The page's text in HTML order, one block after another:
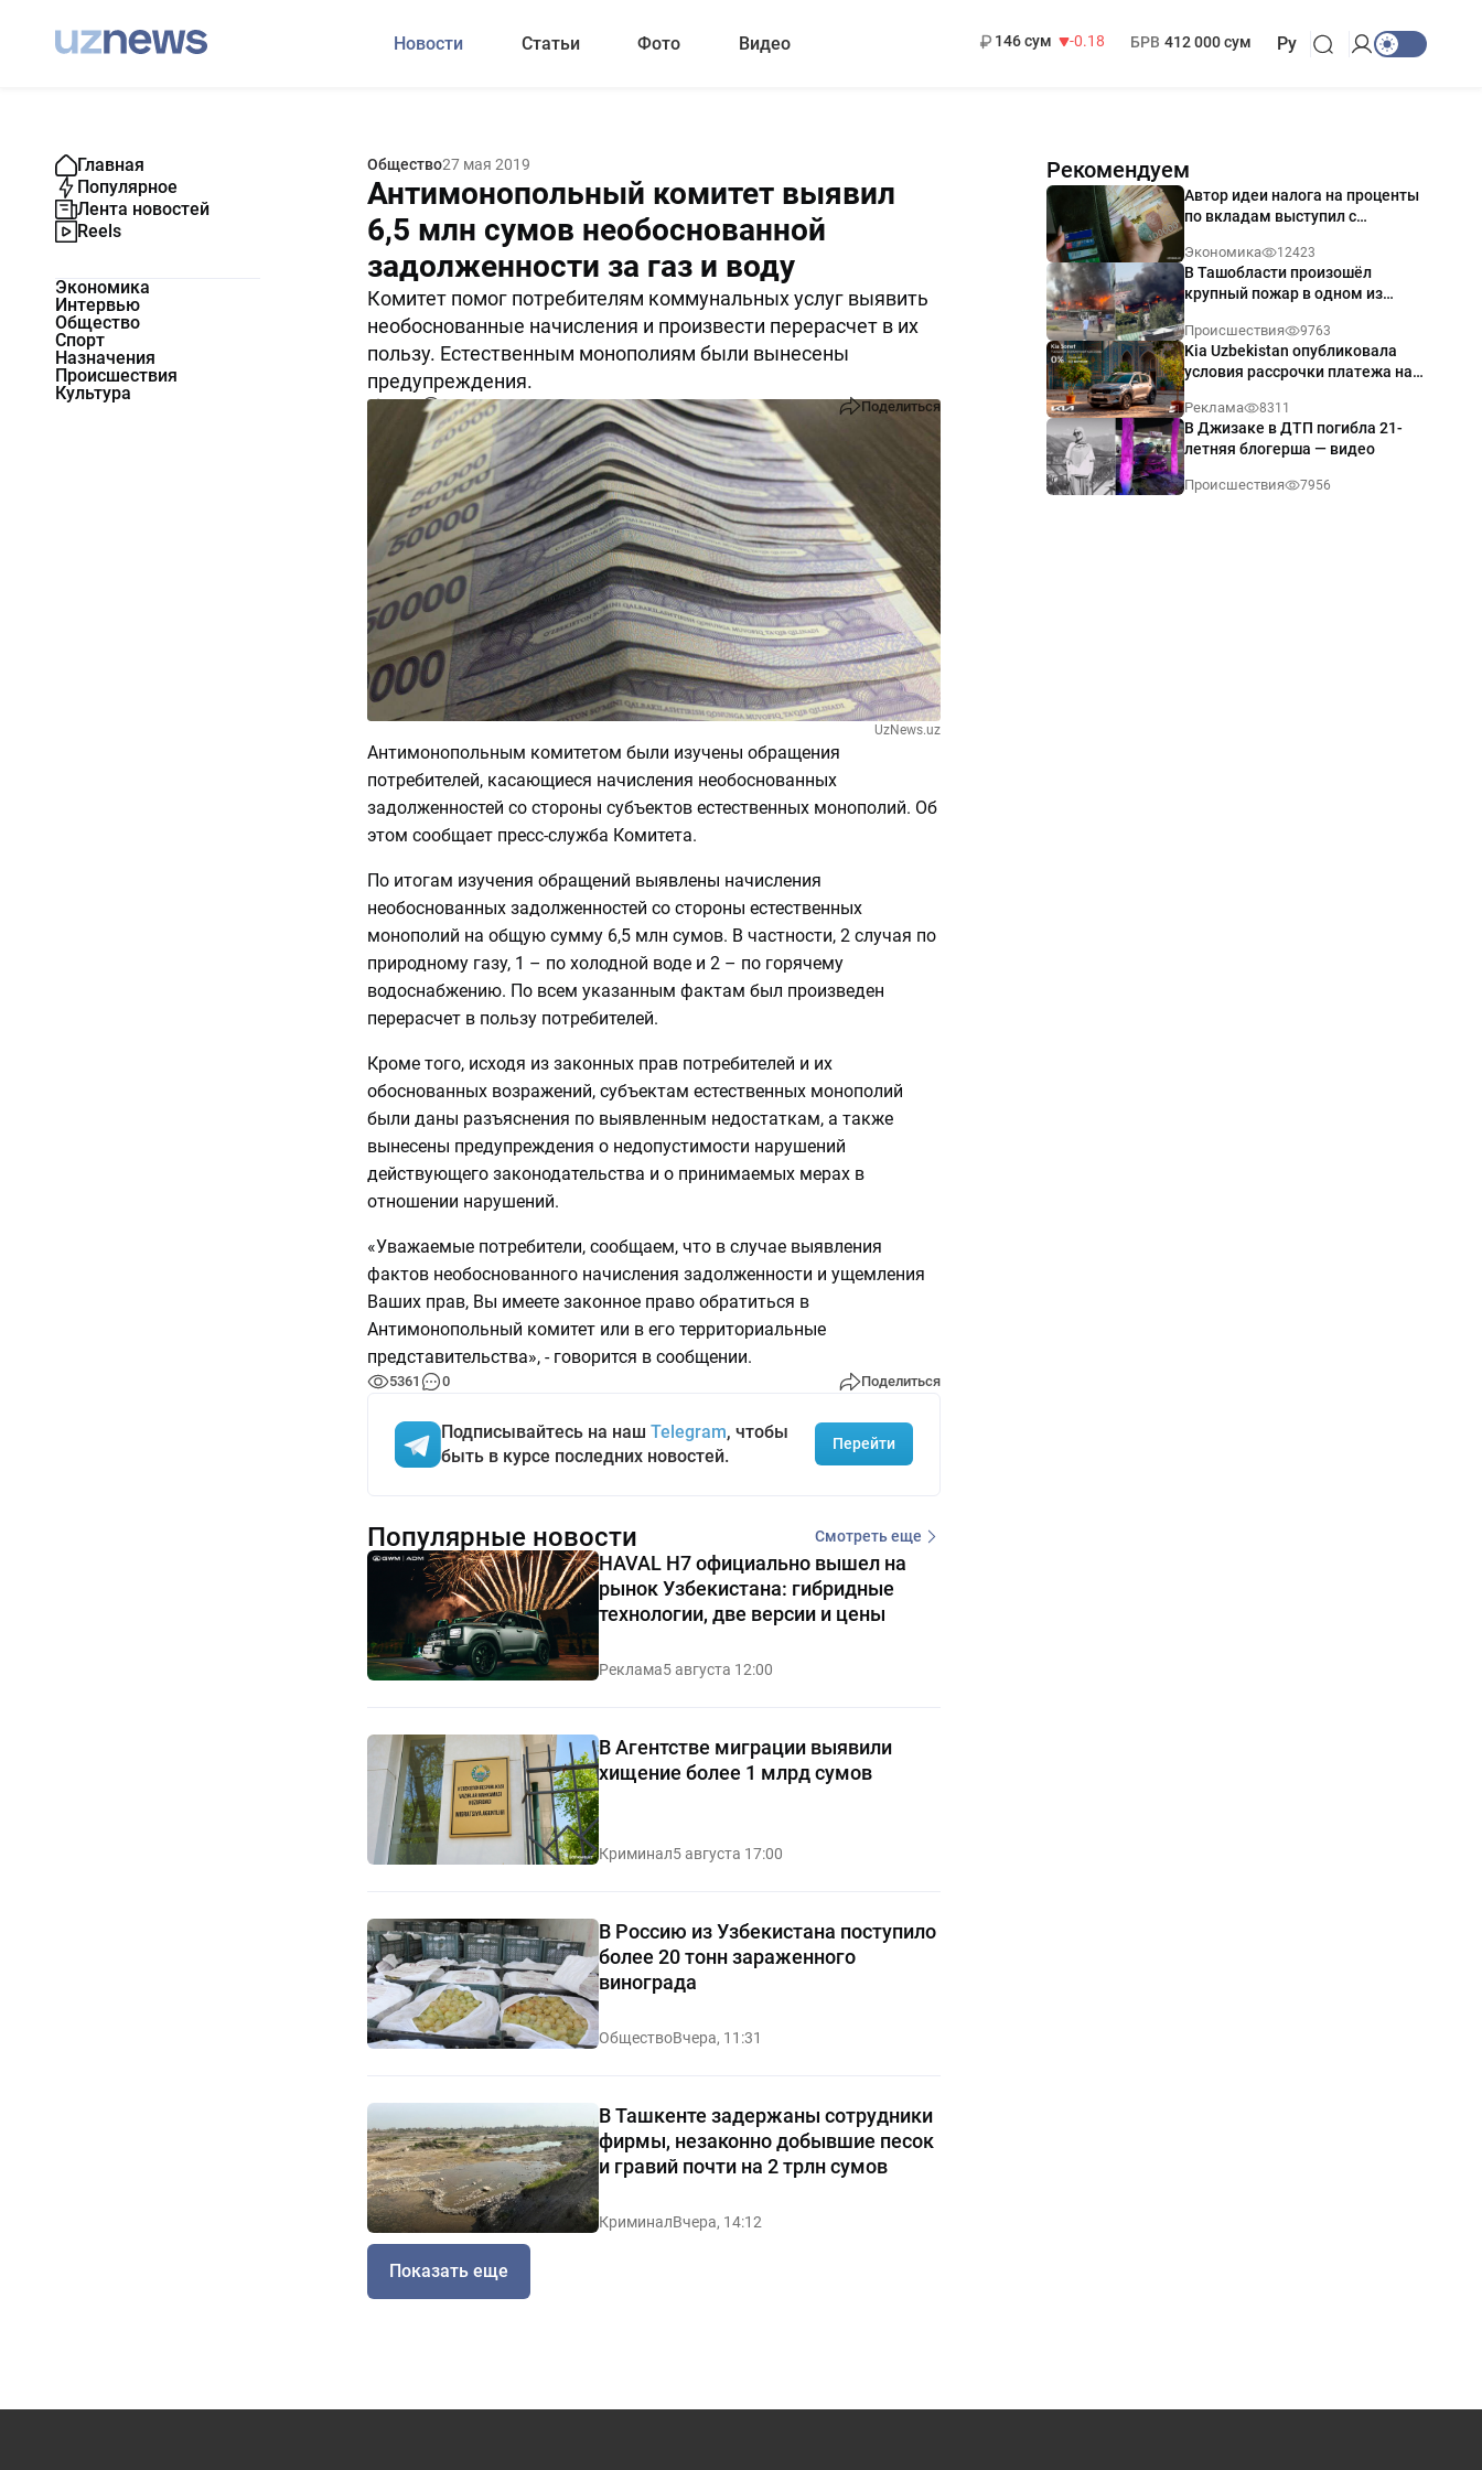
Новости Статьи Фото Видео
146 сум
-0.18
БРВ 412 000 сум Ру
Главная
Популярное
Лента новостей
Reels
Экономика
Интервью
Общество
Спорт
Назначения
Происшествия
Культура
Общество27 мая 2019
Антимонопольный комитет выявил
6,5 млн сумов необоснованной
задолженности за газ и воду
Комитет помог потребителям коммунальных услуг выявить
необоснованные начисления и произвести перерасчет в их
пользу. Естественным монополиям были вынесены
предупреждения.
0 Поделиться
UzNews.uz
Антимонопольным комитетом были изучены обращения
потребителей, касающиеся начисления необоснованных
задолженностей со стороны субъектов естественных монополий. Об
этом сообщает пресс-служба Комитета.
По итогам изучения обращений выявлены начисления
необоснованных задолженностей со стороны естественных
монополий на общую сумму 6,5 млн сумов. В частности, 2 случая по
природному газу, 1 – по холодной воде и 2 – по горячему
водоснабжению. По всем указанным фактам был произведен
перерасчет в пользу потребителей.
Кроме того, исходя из законных прав потребителей и их
обоснованных возражений, субъектам естественных монополий
были даны разъяснения по выявленным недостаткам, а также
вынесены предупреждения о недопустимости нарушений
действующего законодательства и о принимаемых мерах в
отношении нарушений.
«Уважаемые потребители, сообщаем, что в случае выявления
фактов необоснованного начисления задолженности и ущемления
Ваших прав, Вы имеете законное право обратиться в
Антимонопольный комитет или в его территориальные
представительства», - говорится в сообщении.
5361 0 Поделиться
Подписывайтесь на наш Telegram, чтобы
быть в курсе последних новостей.
Перейти
Рекомендуем
Автор идеи налога на проценты
по вкладам выступил с
Экономика 12423
В Ташобласти произошёл
крупный пожар в одном из
Происшествия 9763
Kia Uzbekistan опубликовала
условия рассрочки платежа на
годовых
Реклама 8311
В Джизаке в ДТП погибла 21-
летняя блогерша — видео
Происшествия 7956
Популярные новости Смотреть еще
HAVAL H7 официально вышел на
рынок Узбекистана: гибридные
технологии, две версии и цены
Реклама5 августа 12:00
В Агентстве миграции выявили
хищение более 1 млрд сумов
Криминал5 августа 17:00
В Россию из Узбекистана поступило
более 20 тонн зараженного
винограда
ОбществоВчера, 11:31
В Ташкенте задержаны сотрудники
фирмы, незаконно добывшие песок
и гравий почти на 2 трлн сумов
КриминалВчера, 14:12
Показать еще